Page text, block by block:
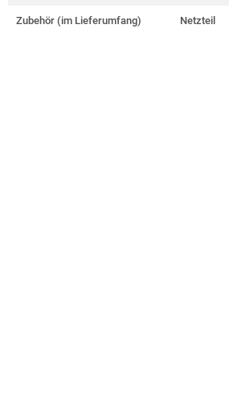
Zubehör (im Lieferumfang) Netzteil